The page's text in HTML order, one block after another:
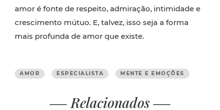
amor é fonte de respeito, admiração, intimidade e
crescimento mútuo. E, talvez, isso seja a forma
mais profunda de amor que existe.
AMOR ESPECIALISTA MENTE E EMOÇÕES
Relacionados